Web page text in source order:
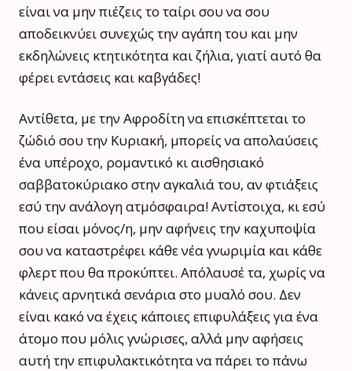
είναι να μην πιέζεις το ταίρι σου να σου
αποδεικνύει συνεχώς την αγάπη του και μην
εκδηλώνεις κτητικότητα και ζήλια, γιατί αυτό θα
φέρει εντάσεις και καβγάδες!
Αντίθετα, με την Αφροδίτη να επισκέπτεται το
ζώδιό σου την Κυριακή, μπορείς να απολαύσεις
ένα υπέροχο, ρομαντικό κι αισθησιακό
σαββατοκύριακο στην αγκαλιά του, αν φτιάξεις
εσύ την ανάλογη ατμόσφαιρα! Αντίστοιχα, κι εσύ
που είσαι μόνος/η, μην αφήνεις την καχυποψία
σου να καταστρέφει κάθε νέα γνωριμία και κάθε
φλερτ που θα προκύπτει. Απόλαυσέ τα, χωρίς να
κάνεις αρνητικά σενάρια στο μυαλό σου. Δεν
είναι κακό να έχεις κάποιες επιφυλάξεις για ένα
άτομο που μόλις γνώρισες, αλλά μην αφήσεις
αυτή την επιφυλακτικότητα να πάρει το πάνω